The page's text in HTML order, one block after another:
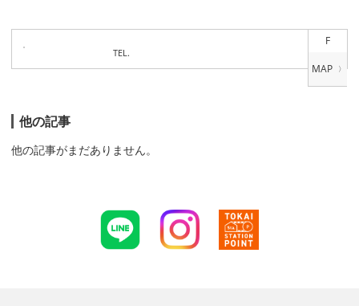
F
TEL.
他の記事
他の記事がまだありません。